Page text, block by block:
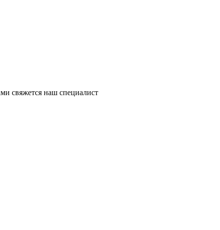
свяжется наш специалист